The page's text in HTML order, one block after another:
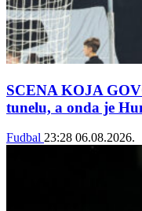
SCENA KOJA
tunelu, a onda je
Fudbal 23:28 06.08.2026.